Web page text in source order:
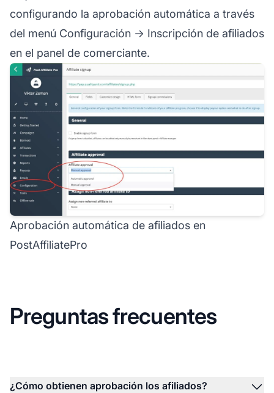
configurando la aprobación automática a través
del menú Configuración -> Inscripción de afiliados
en el panel de comerciante.
Aprobación automática de afiliados en
PostAffiliatePro
Preguntas frecuentes
¿Cómo obtienen aprobación los afiliados?